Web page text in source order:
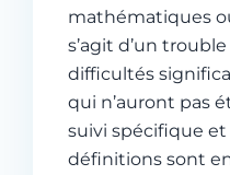
mathématiques
s’agit d’un
difficultés
qui n’auront pas
suivi spécifique
définitions sont